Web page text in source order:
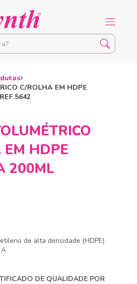
C/ROLHA EM HDPE
HDPE
200ML
de alta densidade (HDPE)
DE QUALIDADE POR